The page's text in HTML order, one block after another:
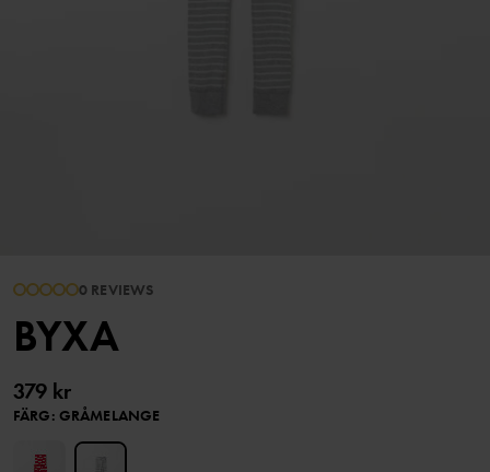
0 REVIEWS
BYXA
379 kr
FÄRG: GRÅMELANGE